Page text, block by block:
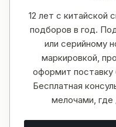
12 лет с китайской
подборов в год.
или серийному
маркировкой,
оформит
Бесплатная
мелочами, где